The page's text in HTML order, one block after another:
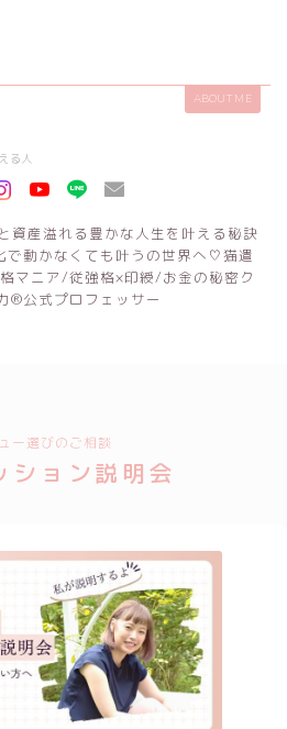
ABOUT ME
る人
資産溢れる豊かな人生を叶える秘訣
動かなくても叶うの世界へ♡猫遣
マニア/従強格×印綬/お金の秘密ク
®公式プロフェッサー
ー選びのご相談
ション説明会